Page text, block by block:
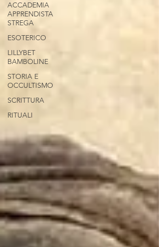
ACCADEMIA
APPRENDISTA
STREGA
ESOTERICO
LILLYBET
BAMBOLINE
STORIA E
OCCULTISMO
SCRITTURA
RITUALI